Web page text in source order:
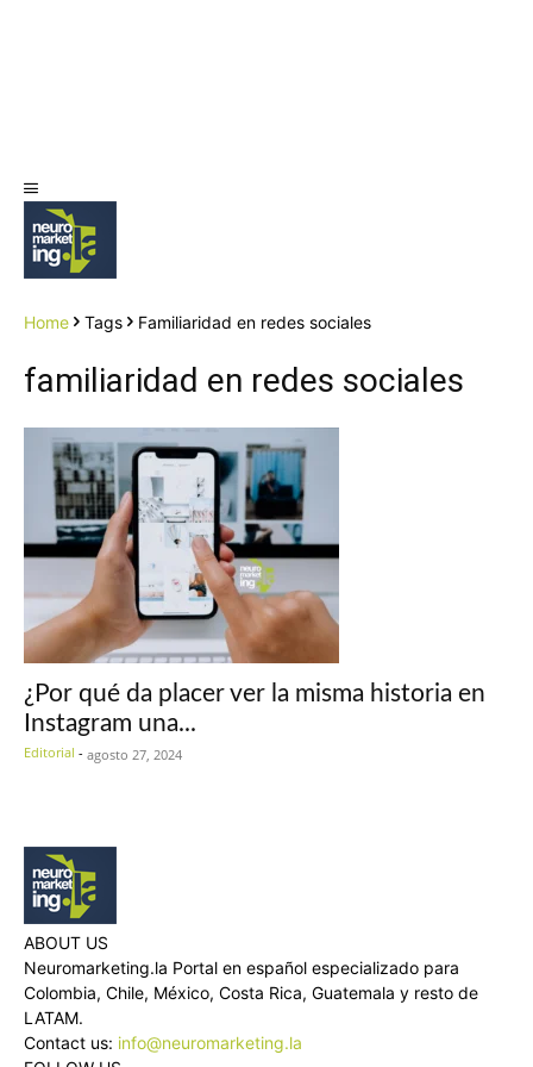
Home Tags Familiaridad en redes sociales
familiaridad en redes sociales
¿Por qué da placer ver la misma historia en
Instagram una...
Editorial - agosto 27, 2024
ABOUT US
Neuromarketing.la Portal en español especializado para
Colombia, Chile, México, Costa Rica, Guatemala y resto de
LATAM.
Contact us: info@neuromarketing.la